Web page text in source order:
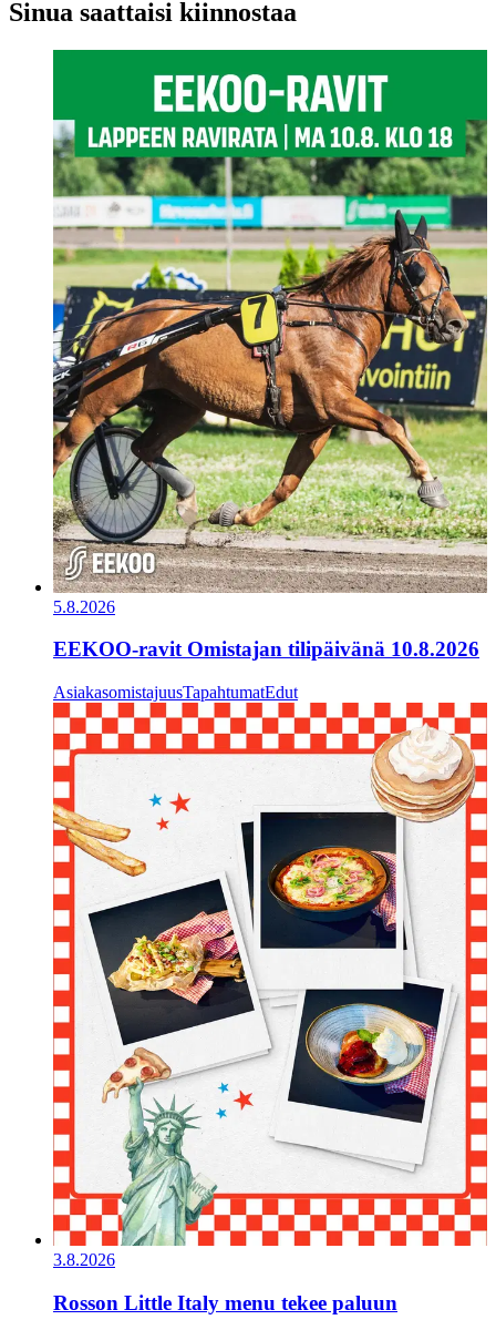
Sinua saattaisi kiinnostaa
5.8.2026
EEKOO-ravit Omistajan tilipäivänä 10.8.2026
AsiakasomistajuusTapahtumatEdut
3.8.2026
Rosson Little Italy menu tekee paluun